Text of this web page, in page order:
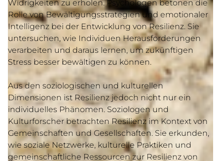
Widrigkeiten zu erholen. Psychologen betonen die
Rolle von Bewältigungsstrategien und emotionaler
Intelligenz bei der Entwicklung von Resilienz. Sie
untersuchen, wie Individuen Herausforderungen
verarbeiten und daraus lernen, um zukünftigen
Stress besser bewältigen zu können.
Aus den soziologischen und kulturellen
Dimensionen ist Resilienz jedoch nicht nur ein
individuelles Phänomen. Soziologen und
Kulturforscher betrachten Resilienz im Kontext von
Gemeinschaften und Gesellschaften. Sie erkunden,
wie soziale Netzwerke, kulturelle Praktiken und
gemeinschaftliche Ressourcen zur Resilienz von